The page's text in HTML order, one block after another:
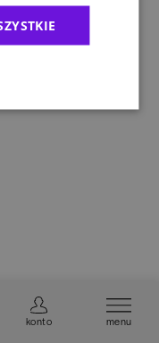
konto menu